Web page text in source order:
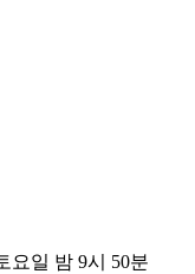
요일 밤 9시 50분